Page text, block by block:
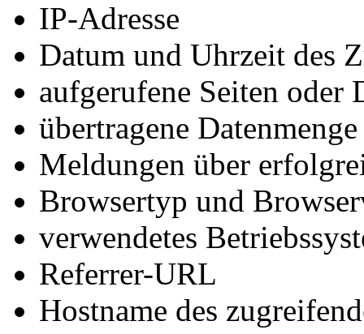
IP-Adresse
Datum und Uhrzeit des
aufgerufene Seiten oder
übertragene Datenmenge
Meldungen über
Browsertyp und
verwendetes
Referrer-URL
Hostname des